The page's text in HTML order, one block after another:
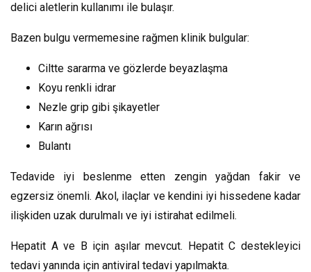
delici aletlerin kullanımı ile bulaşır.
Bazen bulgu vermemesine rağmen klinik bulgular:
Ciltte sararma ve gözlerde beyazlaşma
Koyu renkli idrar
Nezle grip gibi şikayetler
Karın ağrısı
Bulantı
Tedavide iyi beslenme etten zengin yağdan fakir ve
egzersiz önemli. Akol, ilaçlar ve kendini iyi hissedene kadar
ilişkiden uzak durulmalı ve iyi istirahat edilmeli.
Hepatit A ve B için aşılar mevcut. Hepatit C destekleyici
tedavi yanında için antiviral tedavi yapılmakta.